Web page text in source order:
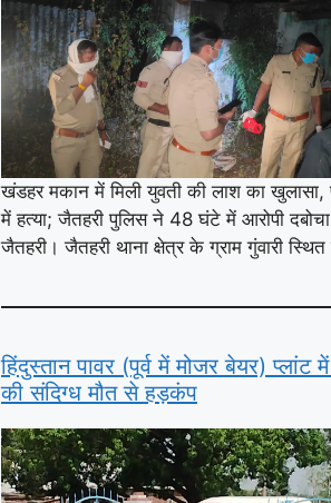
खंडहर मकान में मिली युवती की लाश का खुलासा,
में हत्या; जैतहरी पुलिस ने 48 घंटे में आरोपी
जैतहरी। जैतहरी थाना क्षेत्र के ग्राम गुंवारी
हिंदुस्तान पावर (पूर्व में मोजर बेयर) प्लांट
की संदिग्ध मौत से हड़कंप